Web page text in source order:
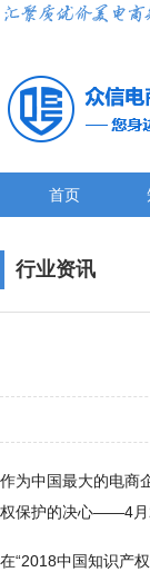
首页
行业资讯
作为中国最大的电商
权保护的决心——4月
在“2018中国知识产